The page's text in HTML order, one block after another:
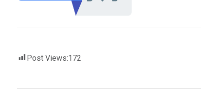
Post Views:172